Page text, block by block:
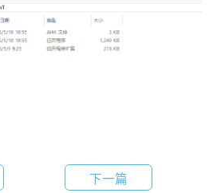
下一篇